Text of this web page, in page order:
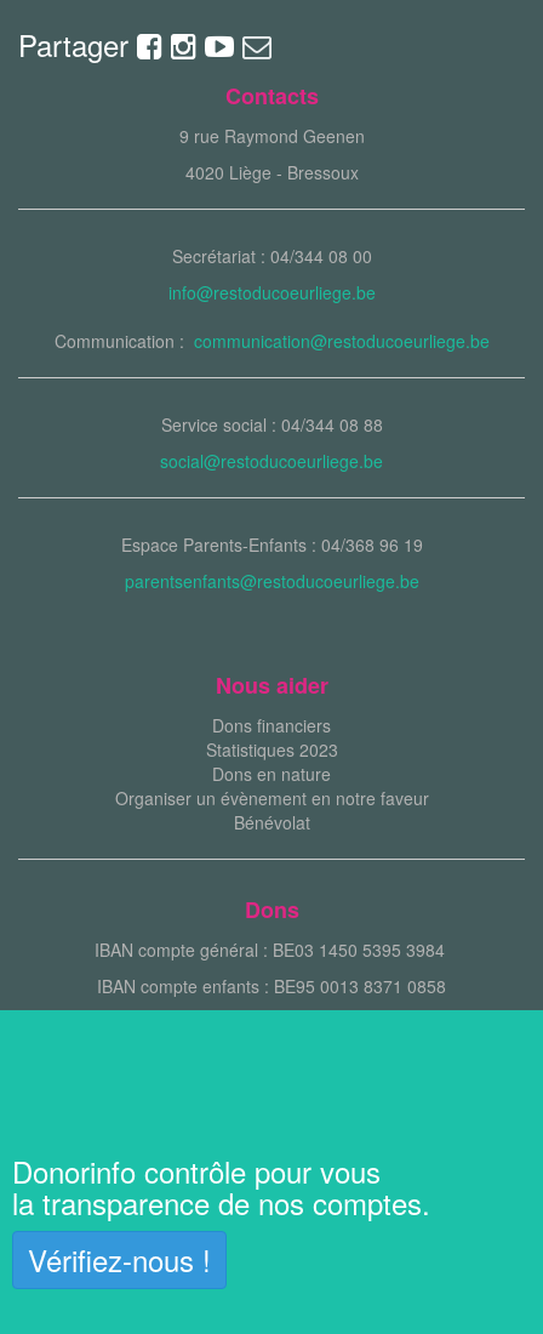
Partager
Contacts
9 rue Raymond Geenen
4020 Liège - Bressoux
Secrétariat : 04/344 08 00
info@restoducoeurliege.be
Communication : communication@restoducoeurliege.be
Service social : 04/344 08 88
social@restoducoeurliege.be
Espace Parents-Enfants : 04/368 96 19
parentsenfants@restoducoeurliege.be
Nous aider
Dons financiers
Statistiques 2023
Dons en nature
Organiser un évènement en notre faveur
Bénévolat
Dons
IBAN compte général : BE03 1450 5395 3984
IBAN compte enfants : BE95 0013 8371 0858
Donorinfo contrôle pour vous
la transparence de nos comptes.
Vérifiez-nous !